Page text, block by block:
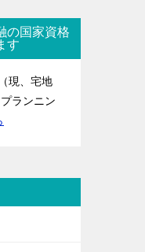
の国家資格
す
現、宅地
ランニン